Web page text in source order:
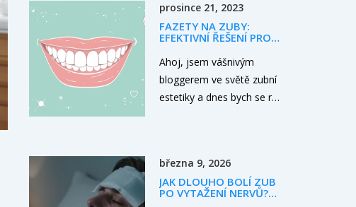
které kartáček nedosáhne,
a snižují riziko drahého
prosince 21, 2023
FAZETY NA ZUBY:
EFEKTIVNÍ ŘEŠENÍ PRO
ROVNÁTEK
Ahoj, jsem vášnivým
bloggerem ve světě zubní
estetiky a dnes bych se rád
si myslí, že fazety mohou
být skvělou alternativou
března 9, 2026
JAK DLOUHO BOLÍ ZUB
PO VYTAŽENÍ NERVŮ?